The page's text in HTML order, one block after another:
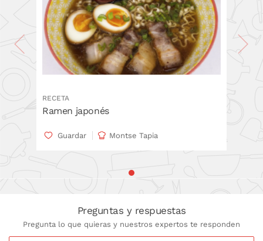
RECETA
Ramen japonés
Guardar Montse Tapia
Preguntas y respuestas
Pregunta lo que quieras y nuestros expertos te responden